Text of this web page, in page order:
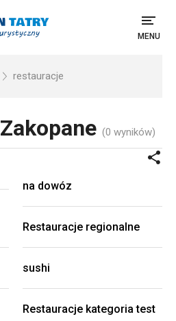
MENU
restauracje
Zakopane (0 wyników)
na dowóz
Restauracje regionalne
sushi
Restauracje kategoria test